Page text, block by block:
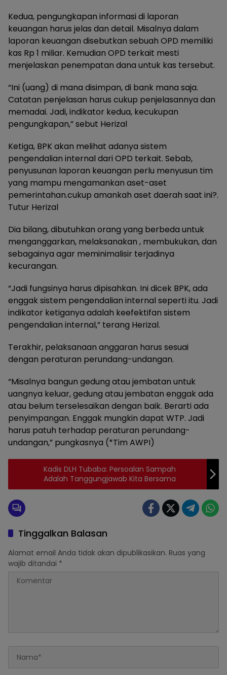
Kedua, pengungkapan informasi di laporan
keuangan harus jelas dan detail. Misalnya dalam
laporan keuangan disebutkan sebuah OPD memiliki
kas Rp 1 miliar. Kemudian OPD terkait mesti
menjelaskan penempatan dana untuk kas tersebut.
“Ini (uang) di mana disimpan, di bank mana saja.
Catatan penjelasan harus cukup penjelasannya dan
memadai. Jadi, indikator kedua, kecukupan
pengungkapan,” sebut Herizal
Ketiga, BPK akan melihat adanya sistem
pengendalian internal dari OPD terkait. Sebab,
penyusunan laporan keuangan perlu menyusun tim
yang mampu mengamankan aset-aset
pemerintahan.cukup amankah aset daerah saat ini?.
Tutur Herizal
Dia bilang, dibutuhkan orang yang berbeda untuk
menganggarkan, melaksanakan , membukukan, dan
sebagainya agar meminimalisir terjadinya
kecurangan.
“Jadi fungsinya harus dipisahkan. Ini dicek BPK, ada
enggak sistem pengendalian internal seperti itu. Jadi
indikator ketiganya adalah keefektifan sistem
pengendalian internal,” terang Herizal.
Terakhir, pelaksanaan anggaran harus sesuai
dengan peraturan perundang-undangan.
“Misalnya bangun gedung atau jembatan untuk
uangnya keluar, gedung atau jembatan enggak ada
atau belum terselesaikan dengan baik. Berarti ada
penyimpangan. Enggak mungkin dapat WTP. Jadi
harus patuh terhadap peraturan perundang-
undangan,” pungkasnya (*Tim AWPI)
Kadis DLH Tubaba: Persoalan Sampah
Adalah Tanggungjawab Kita Bersama
Tinggalkan Balasan
Alamat email Anda tidak akan dipublikasikan. Ruas yang
wajib ditandai *